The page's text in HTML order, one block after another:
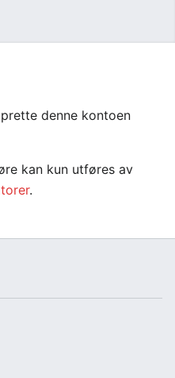
denne kontoen
kan kun utføres av
.